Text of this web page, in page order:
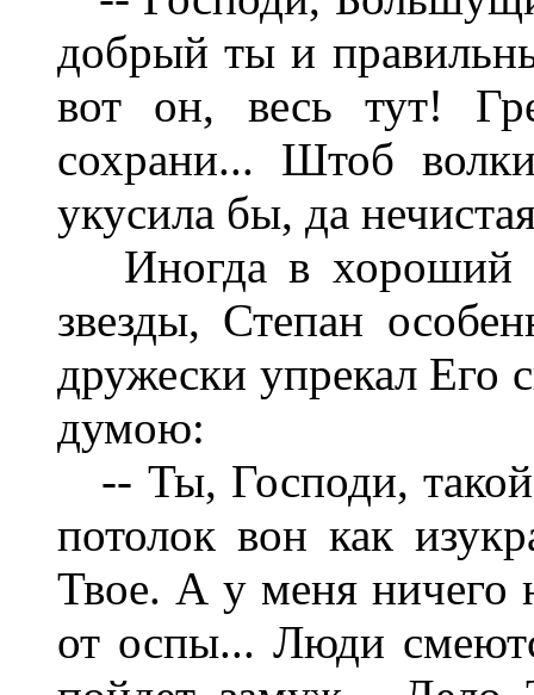
добрый ты и
вот он, весь тут!
сохрани... Штоб
укусила бы, да
Иногда в хороший
звезды, Степан
дружески упрекал Его
думою:
-- Ты, Господи,
потолок вон как
Твое. А у меня ничего
от оспы... Люди